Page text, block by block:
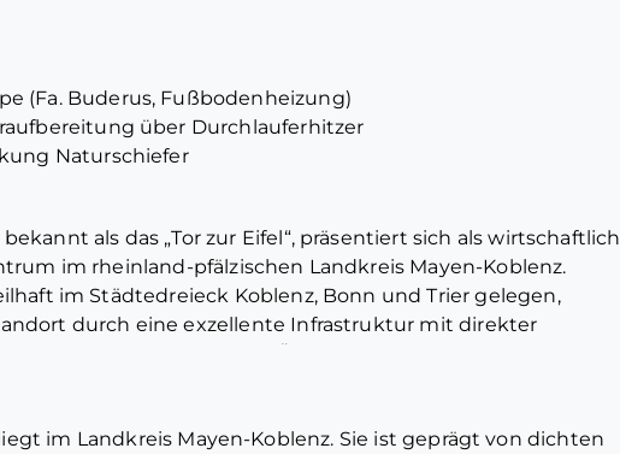
Aufwand direkt in die untere Wohneinheit integrieren, um
deutlich zu vergrößern.
befinden sich eine großzügige Lagerhalle für
werden. Nutzen Sie diese seltene Gelegenheit, modernes
beruflichen Erfolg effizient auf einem Grundstück zu
(Fa. Buderus, Fußbodenheizung)
über Durchlauferhitzer
Naturschiefer
als das „Tor zur Eifel“, präsentiert sich als wirtschaftlich
im rheinland-pfälzischen Landkreis Mayen-Koblenz.
im Städtedreieck Koblenz, Bonn und Trier gelegen,
durch eine exzellente Infrastruktur mit direkter
Verbindungen nach Andernach und Kaisersesch, mit
im Landkreis Mayen-Koblenz. Sie ist geprägt von dichten